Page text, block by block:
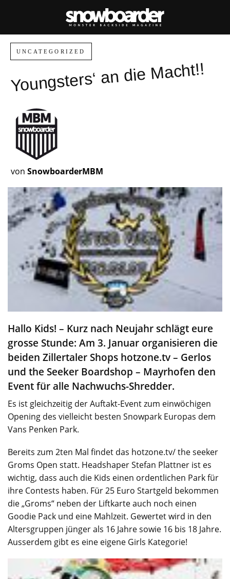
UNCATEGORIZED
Youngsters‘ an die Macht!!
von SnowboarderMBM
Hallo Kids! – Kurz nach Neujahr schlägt eure
grosse Stunde: Am 3. Januar organisieren die
beiden Zillertaler Shops hotzone.tv – Gerlos
und the Seeker Boardshop – Mayrhofen den
Event für alle Nachwuchs-Shredder.
Es ist gleichzeitig der Auftakt-Event zum einwöchigen
Opening des vielleicht besten Snowpark Europas dem
Vans Penken Park.
Bereits zum 2ten Mal findet das hotzone.tv/ the seeker
Groms Open statt. Headshaper Stefan Plattner ist es
wichtig, dass auch die Kids einen ordentlichen Park für
ihre Contests haben. Für 25 Euro Startgeld bekommen
die „Groms“ neben der Liftkarte auch noch einen
Goodie Pack und eine Mahlzeit. Gewertet wird in den
Altersgruppen jünger als 16 Jahre sowie 16 bis 18 Jahre.
Ausserdem gibt es eine eigene Girls Kategorie!